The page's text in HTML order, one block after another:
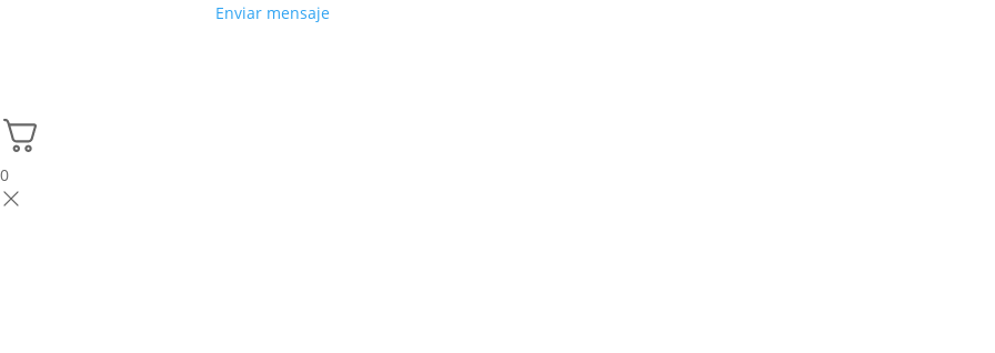
Enviar mensaje
0